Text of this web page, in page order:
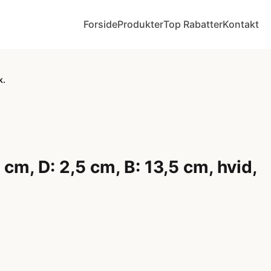
ForsideProdukterTop RabatterKontakt
D: 2,5 cm, B: 13,5 cm, hvid,